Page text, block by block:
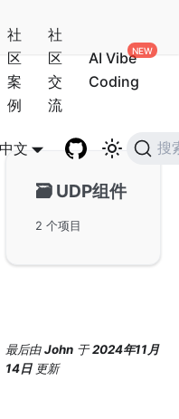
社
区
案
例
社
区
交
流
AI Vibe
Coding
文 搜
🗃️ UDP组件
2 个项目
最后由John 于2024年11月
14日 更新